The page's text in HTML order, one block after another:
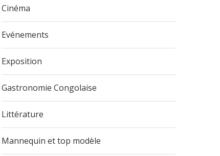
Cinéma
Evénements
Exposition
Gastronomie Congolaise
Littérature
Mannequin et top modèle